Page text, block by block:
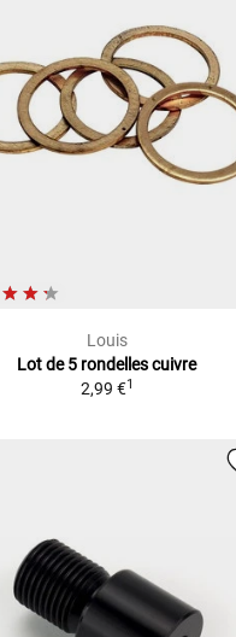
Louis
Lot de 5 rondelles cuivre
2,99 €1